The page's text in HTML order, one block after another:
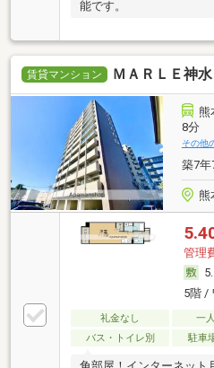
能です。
賃貸マンション ＭＡＲＬＥ神水
熊
8分
その他
築7年
熊
管理
5階 /
礼金なし 一
バス・トイレ別
駐車